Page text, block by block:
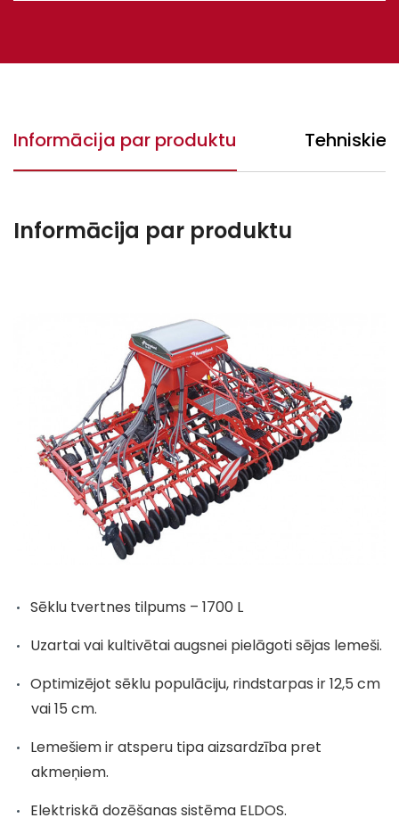
Informācija par produktu Tehniskie
Informācija par produktu
Sēklu tvertnes tilpums – 1700 L
Uzartai vai kultivētai augsnei pielāgoti sējas lemeši.
Optimizējot sēklu populāciju, rindstarpas ir 12,5 cm
vai 15 cm.
Lemešiem ir atsperu tipa aizsardzība pret
akmeņiem.
Elektriskā dozēšanas sistēma ELDOS.